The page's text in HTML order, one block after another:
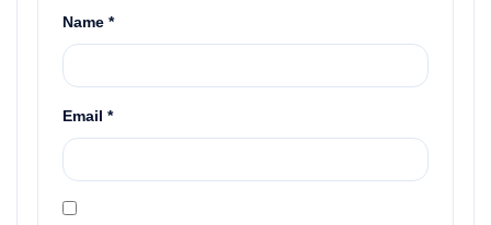
Name *
Email *